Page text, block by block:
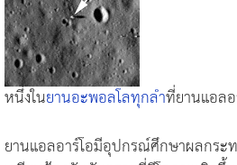
หนึ่งในยานอะพอลโลทุกลำที่ยานแอล
ยานแอลอาร์โอมีอุปกรณ์ศึกษาผลกระ